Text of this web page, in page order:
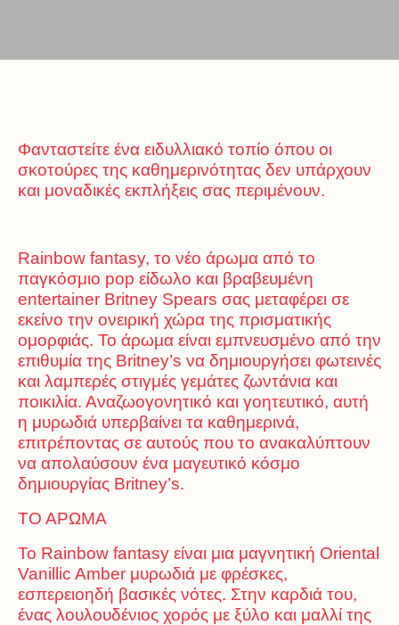
Φανταστείτε ένα ειδυλλιακό τοπίο όπου οι
σκοτούρες της καθημερινότητας δεν υπάρχουν
και μοναδικές εκπλήξεις σας περιμένουν.
Rainbow fantasy, το νέο άρωμα από το
παγκόσμιο pop είδωλο και βραβευμένη
entertainer Britney Spears σας μεταφέρει σε
εκείνο την ονειρική χώρα της πρισματικής
ομορφιάς. Το άρωμα είναι εμπνευσμένο από την
επιθυμία της Britney’s να δημιουργήσει φωτεινές
και λαμπερές στιγμές γεμάτες ζωντάνια και
ποικιλία. Αναζωογονητικό και γοητευτικό, αυτή
η μυρωδιά υπερβαίνει τα καθημερινά,
επιτρέποντας σε αυτούς που το ανακαλύπτουν
να απολαύσουν ένα μαγευτικό κόσμο
δημιουργίας Britney’s.
ΤΟ ΑΡΩΜΑ
Το Rainbow fantasy είναι μια μαγνητική Oriental
Vanillic Amber μυρωδιά με φρέσκες,
εσπερειοηδή βασικές νότες. Στην καρδιά του,
ένας λουλουδένιος χορός με ξύλο και μαλλί της